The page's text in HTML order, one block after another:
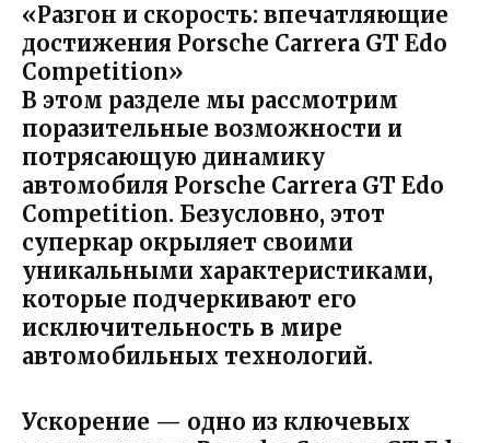
«Разгон и скорость: впечатляющие
достижения Porsche Carrera GT Edo
Competition»
В этом разделе мы рассмотрим
поразительные возможности и
потрясающую динамику
автомобиля Porsche Carrera GT Edo
Competition. Безусловно, этот
суперкар окрыляет своими
уникальными характеристиками,
которые подчеркивают его
исключительность в мире
автомобильных технологий.
Ускорение — одно из ключевых